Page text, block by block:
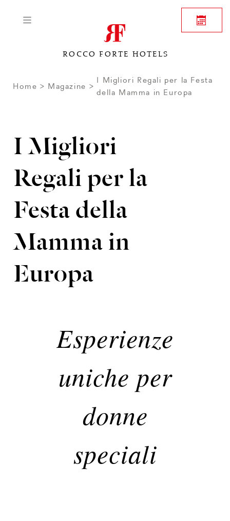
ROCCO FORTE HOTELS
Home Magazine
I Migliori Regali per la Festa
della Mamma in Europa
I Migliori
Regali per la
Festa della
Mamma in
Europa
Esperienze
uniche per
donne
speciali